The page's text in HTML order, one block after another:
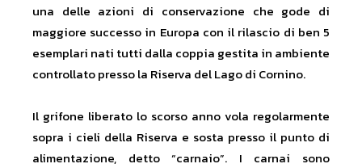
una delle azioni di conservazione che gode di
maggiore successo in Europa con il rilascio di ben 5
esemplari nati tutti dalla coppia gestita in ambiente
controllato presso la Riserva del Lago di Cornino.
Il grifone liberato lo scorso anno vola regolarmente
sopra i cieli della Riserva e sosta presso il punto di
alimentazione, detto “carnaio”. I carnai sono